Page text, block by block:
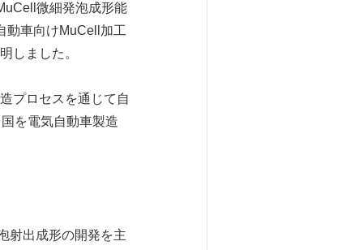
微細発泡成形能
動車向けMuCell加工
しました。
プロセスを通じて自
を電気自動車製造
射出成形の開発を主